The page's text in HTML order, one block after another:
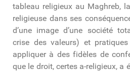
tableau religieux au Maghreb,
religieuse dans ses
d’une image d’une société
crise des valeurs) et
appliquer à des fidèles de
que le droit, certes a-religieux, a